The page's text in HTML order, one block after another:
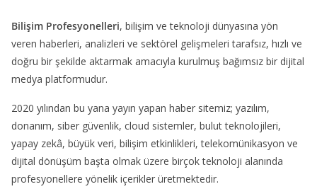
Bilişim Profesyonelleri, bilişim ve teknoloji dünyasına yön
veren haberleri, analizleri ve sektörel gelişmeleri tarafsız, hızlı ve
doğru bir şekilde aktarmak amacıyla kurulmuş bağımsız bir dijital
medya platformudur.
2020 yılından bu yana yayın yapan haber sitemiz; yazılım,
donanım, siber güvenlik, cloud sistemler, bulut teknolojileri,
yapay zekâ, büyük veri, bilişim etkinlikleri, telekomünikasyon ve
dijital dönüşüm başta olmak üzere birçok teknoloji alanında
profesyonellere yönelik içerikler üretmektedir.